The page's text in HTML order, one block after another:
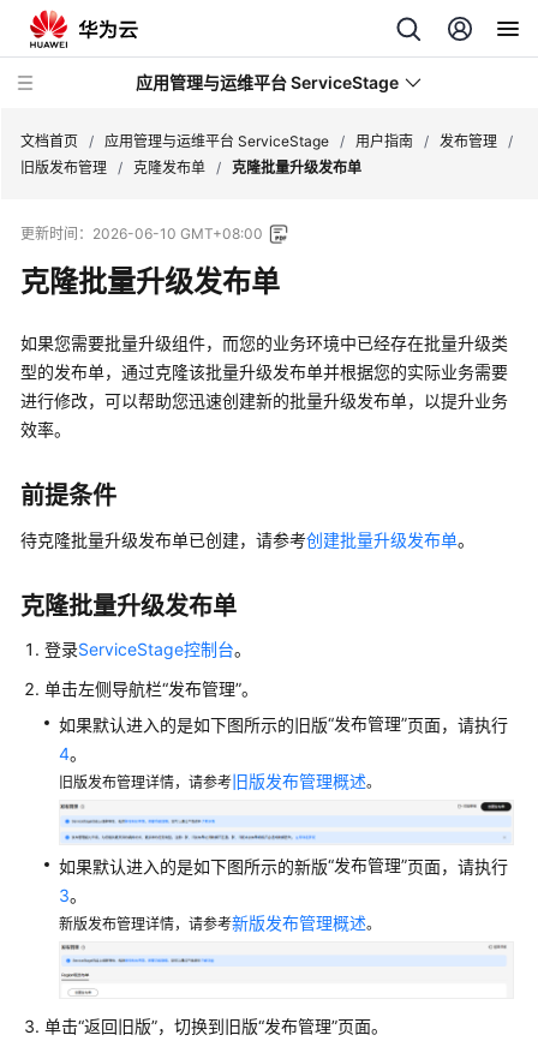
应用管理与运维平台 ServiceStage
新
动
态
产
品
介
绍
计
费
说
快
速
门
用
使
用
指
引
通
文档首页 / 应用管理与运维平台 ServiceStage / 用户指南 / 发布管理 /
旧版发布管理 / 克隆发布单 / 克隆批量升级发布单
更新时间： 2026-06-10 GMT+08:00
克隆批量升级发布单
如果您需要批量升级组件，而您的业务环境中已经存在批量升级类
型的发布单，通过克隆该批量升级发布单并根据您的实际业务需要
进行修改，可以帮助您迅速创建新的批量升级发布单，以提升业务
效率。
前提条件
待克隆批量升级发布单已创建，请参考创建批量升级发布单。
克隆批量升级发布单
登录ServiceStage控制台。
单击左侧导航栏“发布管理”。
如果默认进入的是如下图所示的旧版“发布管理”页面，请执行
4。
旧版发布管理详情，请参考旧版发布管理概述。
如果默认进入的是如下图所示的新版“发布管理”页面，请执行
3。
新版发布管理详情，请参考新版发布管理概述。
单击“返回旧版”，切换到旧版“发布管理”页面。